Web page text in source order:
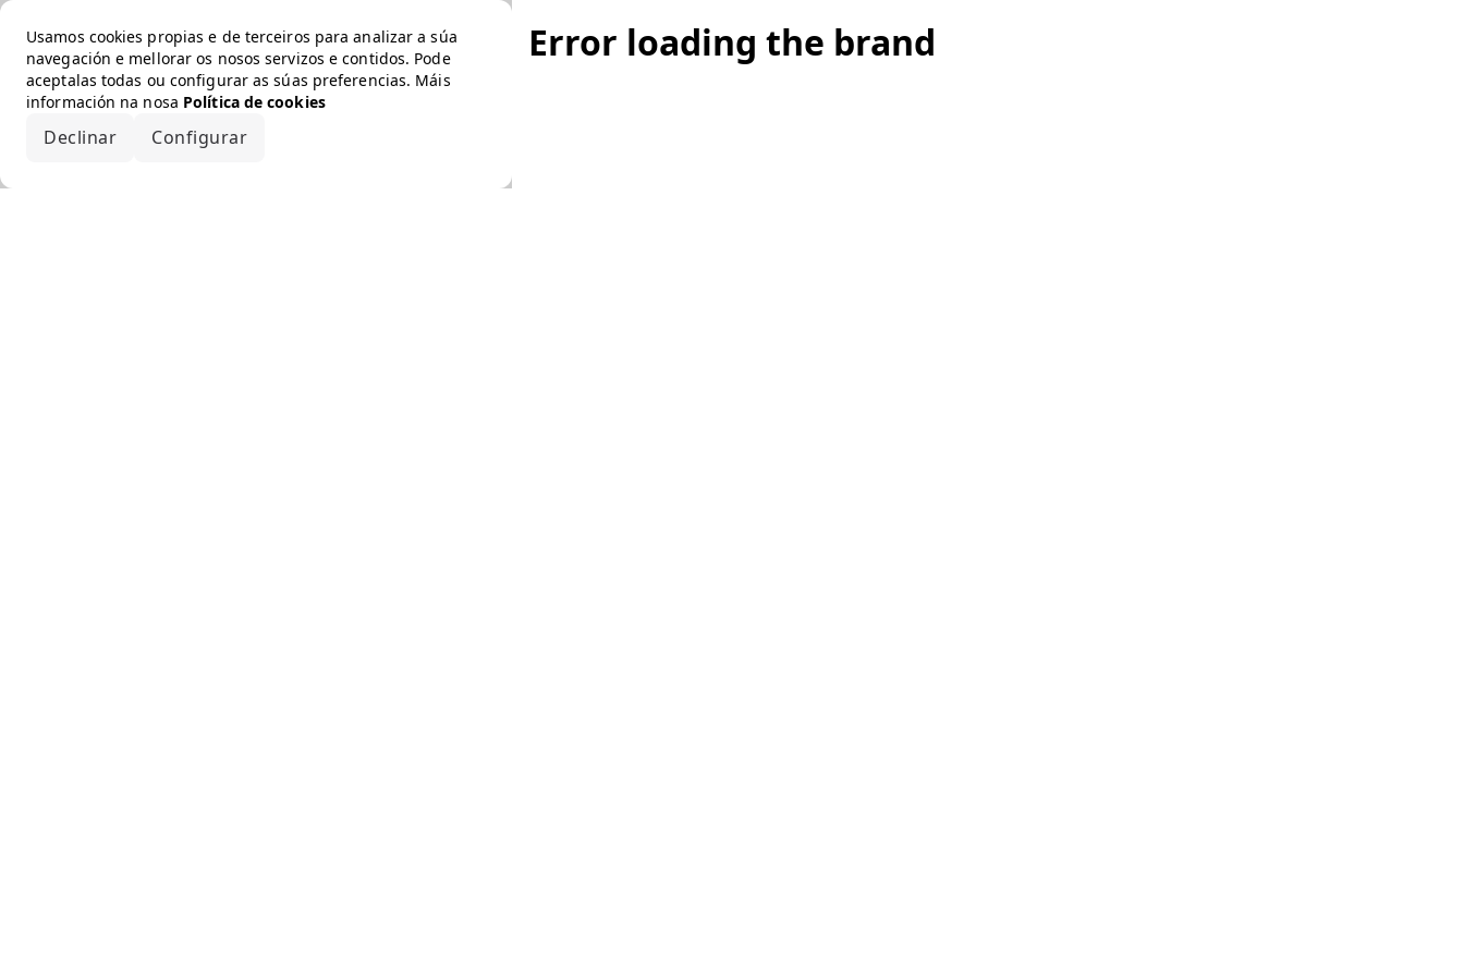
Usamos cookies propias e de terceiros para analizar a súa
navegación e mellorar os nosos servizos e contidos. Pode
aceptalas todas ou configurar as súas preferencias. Máis
información na nosa Política de cookies
Declinar Configurar
Error loading the brand